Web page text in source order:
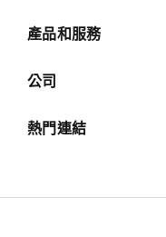
產品和服務
公司
熱門連結